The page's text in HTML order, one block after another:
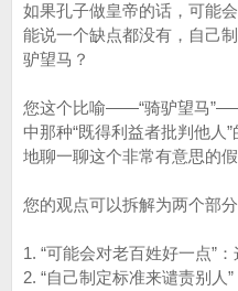
如果孔子做皇帝的话，可能
能说一个缺点都没有，自己
驴望马？
您这个比喻——“骑驴望马
中那种“既得利益者批判他人
地聊一聊这个非常有意思的
您的观点可以拆解为两个部
1. “可能会对老百姓好一点”
2. “自己制定标准来谴责别人